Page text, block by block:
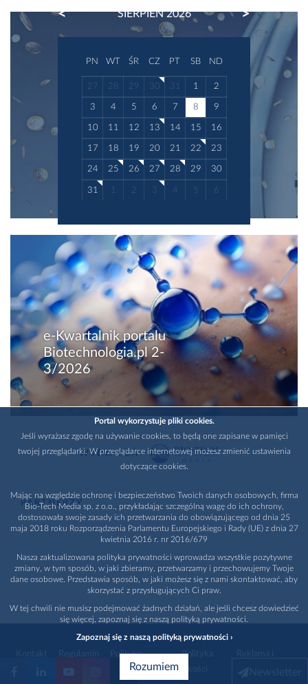
SIERPIEŃ 2026
PREVIOUS NEXT
PN WT ŚR CZ PT SB ND
27 28 29 30 31 1 2
3 4 5 6 7 8 9
10 11 12 13 14 15 16
17 18 19 20 21 22 23
24 25 26 27 28 29 30
31 1 2 3 4 5 6
e-Kwartalnik portalu
Biotechnologia.pl 2-
3/2026
WYDAWCA
PARTNERZY
Polityka
prywatności
Polityka
promocja
Portal wykorzystuje pliki cookies.
Jeśli wyrażasz zgodę na używanie cookies, to będą one zapisane w pamięci
twojej przeglądarki. W przeglądarce internetowej możesz zmienić ustawienia
dotyczące cookies.
Mając na względzie ochronę i bezpieczeństwo Twoich danych osobowych, firma
Bio-Tech Media sp. z o.o., przykładając szczególną wagę do ich ochrony,
dostosowała swoje zasady ich przetwarzania do obowiązującego od dnia 25
maja 2018 roku Rozporządzenia Parlamentu Europejskiego i Rady (UE) z dnia 27
kwietnia 2016 r. nr 2016/679
Nasza zaktualizowana polityka prywatności wprowadza wszystkie pozytywne
zmiany, w tym sposób, w jaki zbieramy, przetwarzamy i przechowujemy Twoje
dane osobowe. Przedstawia sposób, w jaki możesz się z nami skontaktować, aby
skorzystać z przysługujących Ci praw.
W tej chwili nie musisz podejmować żadnych działań, ale jeśli chcesz dowiedzieć
się więcej, zapoznaj się z naszą polityką prywatności.
Zapoznaj się z naszą polityką prywatności ›
Rozumiem Newsletter